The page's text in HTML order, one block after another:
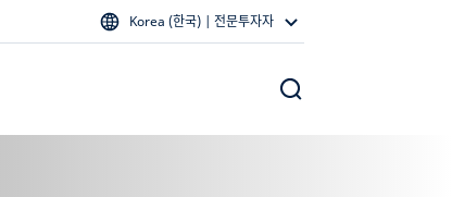
Korea (한국) | 전문투자자